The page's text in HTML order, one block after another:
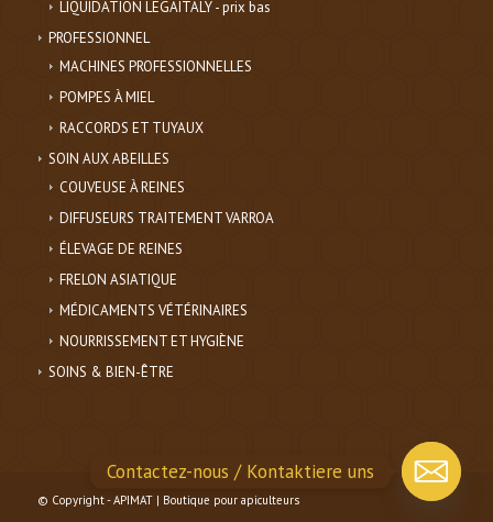
LIQUIDATION LEGAITALY - prix bas
PROFESSIONNEL
MACHINES PROFESSIONNELLES
POMPES À MIEL
RACCORDS ET TUYAUX
SOIN AUX ABEILLES
COUVEUSE À REINES
DIFFUSEURS TRAITEMENT VARROA
ÉLEVAGE DE REINES
FRELON ASIATIQUE
MÉDICAMENTS VÉTÉRINAIRES
NOURRISSEMENT ET HYGIÈNE
SOINS & BIEN-ÊTRE
© Copyright - APIMAT | Boutique pour apiculteurs
Contactez-nous / Kontaktiere uns